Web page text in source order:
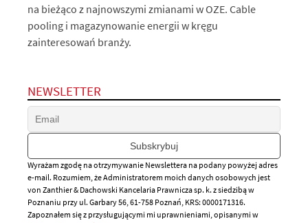
na bieżąco z najnowszymi zmianami w OZE. Cable
pooling i magazynowanie energii w kręgu
zainteresowań branży.
NEWSLETTER
Wyrażam zgodę na otrzymywanie Newslettera na podany powyżej adres
e-mail. Rozumiem, że Administratorem moich danych osobowych jest
von Zanthier & Dachowski Kancelaria Prawnicza sp. k. z siedzibą w
Poznaniu przy ul. Garbary 56, 61-758 Poznań, KRS: 0000171316.
Zapoznałem się z przysługującymi mi uprawnieniami, opisanymi w